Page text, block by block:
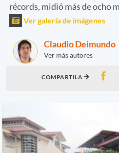
récords, midió más de ocho
Ver galería de imágenes
Claudio Deimundo
Ver más autores
COMPARTILA